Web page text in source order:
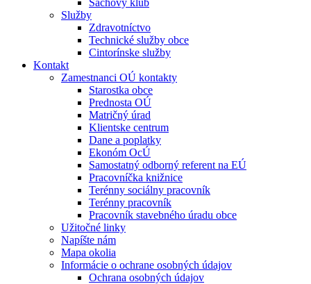
Šachový klub
Služby
Zdravotníctvo
Technické služby obce
Cintorínske služby
Kontakt
Zamestnanci OÚ kontakty
Starostka obce
Prednosta OÚ
Matričný úrad
Klientske centrum
Dane a poplatky
Ekonóm OcÚ
Samostatný odborný referent na EÚ
Pracovníčka knižnice
Terénny sociálny pracovník
Terénny pracovník
Pracovník stavebného úradu obce
Užitočné linky
Napíšte nám
Mapa okolia
Informácie o ochrane osobných údajov
Ochrana osobných údajov